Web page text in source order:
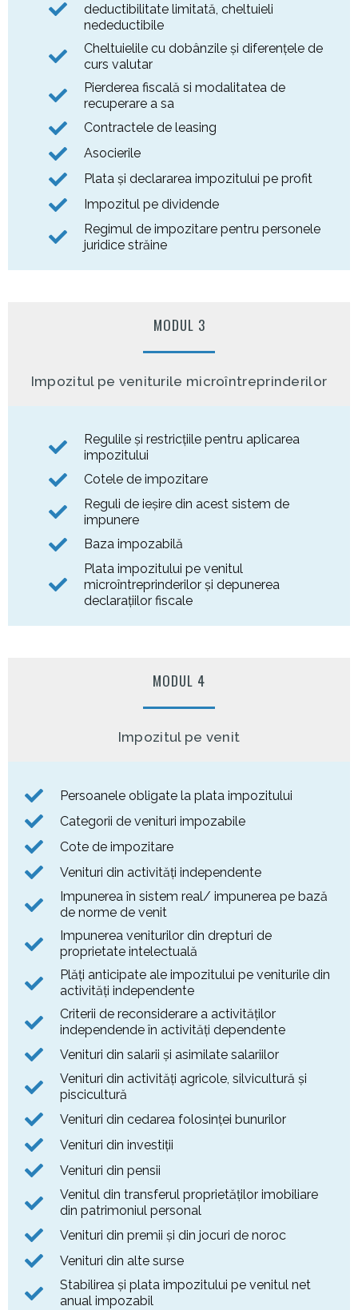
deductibilitate limitată, cheltuieli
nedeductibile
Cheltuielile cu dobânzile și diferențele de
curs valutar
Pierderea fiscală si modalitatea de
recuperare a sa
Contractele de leasing
Asocierile
Plata și declararea impozitului pe profit
Impozitul pe dividende
Regimul de impozitare pentru personele
juridice străine
MODUL 3
Impozitul pe veniturile microîntreprinderilor
Regulile și restricțiile pentru aplicarea
impozitului
Cotele de impozitare
Reguli de ieșire din acest sistem de
impunere
Baza impozabilă
Plata impozitului pe venitul
microîntreprinderilor și depunerea
declarațiilor fiscale
MODUL 4
Impozitul pe venit
Persoanele obligate la plata impozitului
Categorii de venituri impozabile
Cote de impozitare
Venituri din activități independente
Impunerea în sistem real/ impunerea pe bază
de norme de venit
Impunerea veniturilor din drepturi de
proprietate intelectuală
Plăţi anticipate ale impozitului pe veniturile din
activităţi independente
Criterii de reconsiderare a activităților
independende în activități dependente
Venituri din salarii și asimilate salariilor
Venituri din activități agricole, silvicultură și
piscicultură
Venituri din cedarea folosinței bunurilor
Venituri din investiții
Venituri din pensii
Venitul din transferul proprietăților imobiliare
din patrimoniul personal
Venituri din premii şi din jocuri de noroc
Venituri din alte surse
Stabilirea şi plata impozitului pe venitul net
anual impozabil